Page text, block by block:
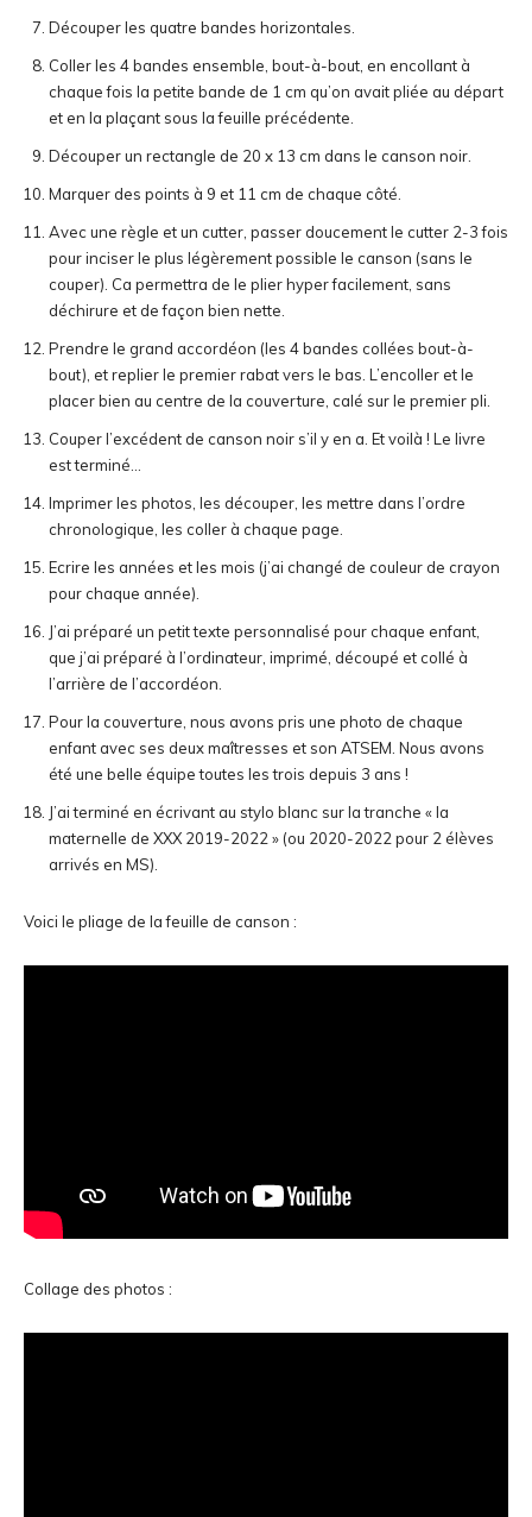
Découper les quatre bandes horizontales.
Coller les 4 bandes ensemble, bout-à-bout, en encollant à
chaque fois la petite bande de 1 cm qu’on avait pliée au départ
et en la plaçant sous la feuille précédente.
Découper un rectangle de 20 x 13 cm dans le canson noir.
Marquer des points à 9 et 11 cm de chaque côté.
Avec une règle et un cutter, passer doucement le cutter 2-3 fois
pour inciser le plus légèrement possible le canson (sans le
couper). Ca permettra de le plier hyper facilement, sans
déchirure et de façon bien nette.
Prendre le grand accordéon (les 4 bandes collées bout-à-
bout), et replier le premier rabat vers le bas. L’encoller et le
placer bien au centre de la couverture, calé sur le premier pli.
Couper l’excédent de canson noir s’il y en a. Et voilà ! Le livre
est terminé…
Imprimer les photos, les découper, les mettre dans l’ordre
chronologique, les coller à chaque page.
Ecrire les années et les mois (j’ai changé de couleur de crayon
pour chaque année).
J’ai préparé un petit texte personnalisé pour chaque enfant,
que j’ai préparé à l’ordinateur, imprimé, découpé et collé à
l’arrière de l’accordéon.
Pour la couverture, nous avons pris une photo de chaque
enfant avec ses deux maîtresses et son ATSEM. Nous avons
été une belle équipe toutes les trois depuis 3 ans !
J’ai terminé en écrivant au stylo blanc sur la tranche « la
maternelle de XXX 2019-2022 » (ou 2020-2022 pour 2 élèves
arrivés en MS).
Voici le pliage de la feuille de canson :
Collage des photos :